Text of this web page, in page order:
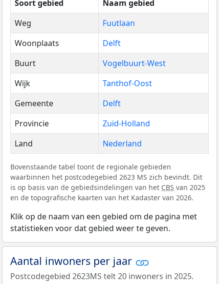
Soort gebied
Naam gebied
Weg
Fuutlaan
Woonplaats
Delft
Buurt
Vogelbuurt-West
Wijk
Tanthof-Oost
Gemeente
Delft
Provincie
Zuid-Holland
Land
Nederland
Bovenstaande tabel toont de regionale gebieden
waarbinnen het postcodegebied 2623 MS zich bevindt. Dit
is op basis van de gebiedsindelingen van het CBS van 2025
en de topografische kaarten van het Kadaster van 2026.
Klik op de naam van een gebied om de pagina met
statistieken voor dat gebied weer te geven.
Aantal inwoners per jaar
Postcodegebied 2623MS telt 20 inwoners in 2025.